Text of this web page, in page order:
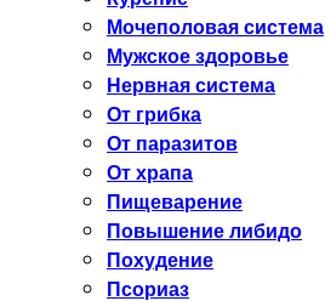
Мочеполовая система
Мужское здоровье
Нервная система
От грибка
От паразитов
От храпа
Пищеварение
Повышение либидо
Похудение
Псориаз